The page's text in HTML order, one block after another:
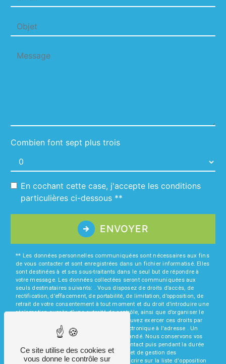
Combien font sept plus trois
En cochant cette case, j'accepte les conditions
particulières ci-dessous **
ENVOYER
** Les données personnelles communiquées sont nécessaires aux fins
de vous contacter et sont enregistrées dans un fichier informatisé. Elles
sont destinées à et ses sous-traitants dans le seul but de répondre à
votre message. Les données collectées seront communiquées aux
seuls destinataires suivants: . Vous disposez de droits d’accès, de
rectification, d’effacement, de portabilité, de limitation, d’opposition, de
retrait de votre consentement à tout moment et du droit d’introduire une
réclamation auprès d’une autorité de contrôle, ainsi que d’organiser le
sort de vos données post-mortem. Vous pouvez exercer ces droits par
voie postale à l'adresse ou par courrier électronique à l'adresse . Un
justificatif d'identité pourra vous être demandé. Nous conservons vos
données pendant la période de prise de contact puis pendant la durée
de prescription légale aux fins probatoires et de gestion des
contentieux. Vous avez le droit de vous inscrire sur la liste d'opposition
Ce site utilise des cookies et
vous donne le contrôle sur